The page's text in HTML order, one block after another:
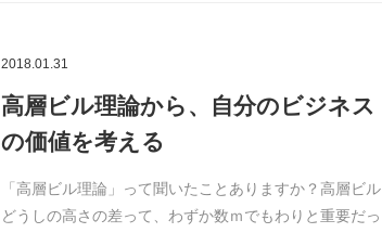
2018.01.31
高層ビル理論から、自分のビジネス
の価値を考える
「高層ビル理論」って聞いたことありますか？高層ビル
どうしの高さの差って、わずか数ｍでもわりと重要だっ